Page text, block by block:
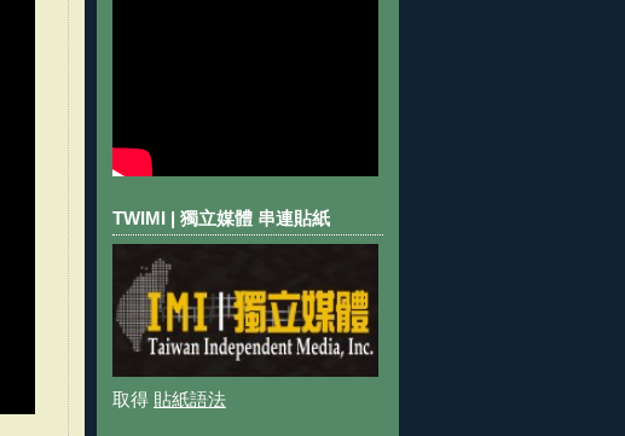
TWIMI | 獨立媒體 串連貼紙
取得 貼紙語法